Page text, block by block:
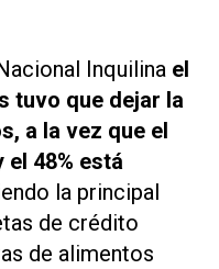
Inquilina el
tuvo que dejar la
a la vez que el
el 48% está
la principal
de crédito
de alimentos